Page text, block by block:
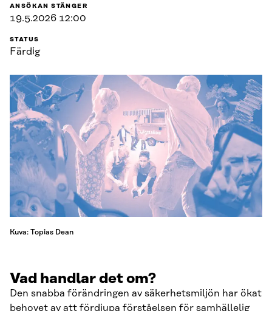
ANSÖKAN STÄNGER
19.5.2026 12:00
STATUS
Färdig
Kuva: Topias Dean
Vad handlar det om?
Den snabba förändringen av säkerhetsmiljön har ökat
behovet av att fördjupa förståelsen för samhällelig